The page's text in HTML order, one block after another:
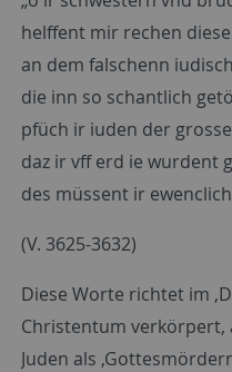
helffent mir
an dem
die inn so
pfüch ir iuden
daz ir vff erd ie
des müssent ir
(V. 3625-3632)
Diese Worte richtet im
Christentum verkörpert,
Juden als